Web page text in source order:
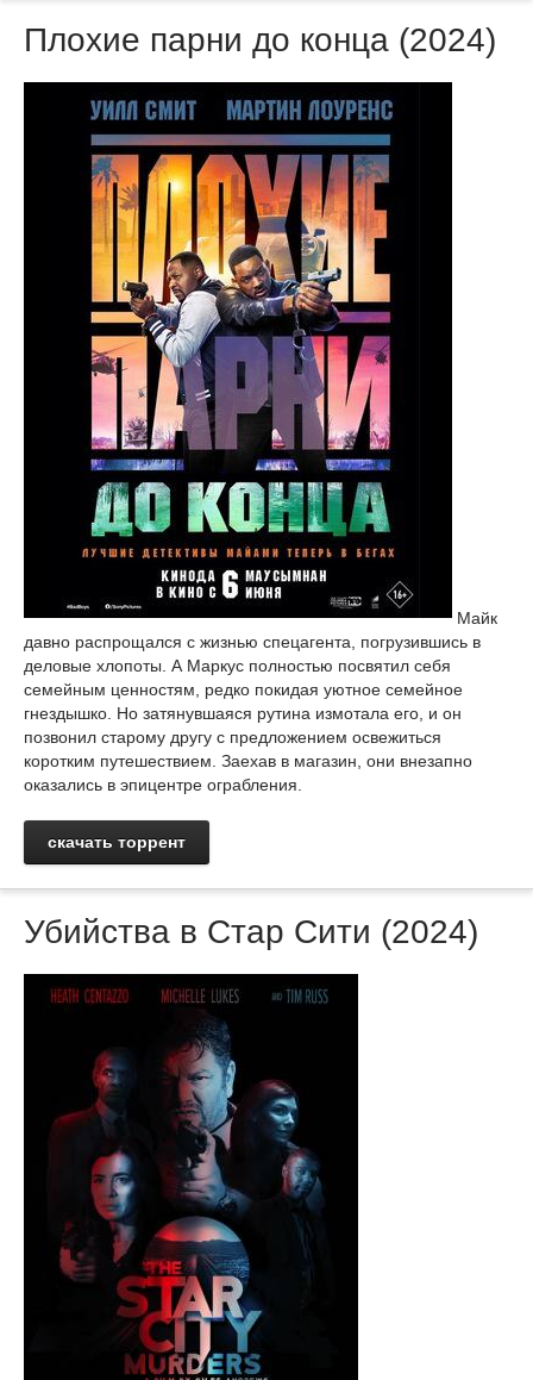
Плохие парни до конца (2024)
Майк
давно распрощался с жизнью спецагента, погрузившись в
деловые хлопоты. А Маркус полностью посвятил себя
семейным ценностям, редко покидая уютное семейное
гнездышко. Но затянувшаяся рутина измотала его, и он
позвонил старому другу с предложением освежиться
коротким путешествием. Заехав в магазин, они внезапно
оказались в эпицентре ограбления.
скачать торрент
Убийства в Стар Сити (2024)